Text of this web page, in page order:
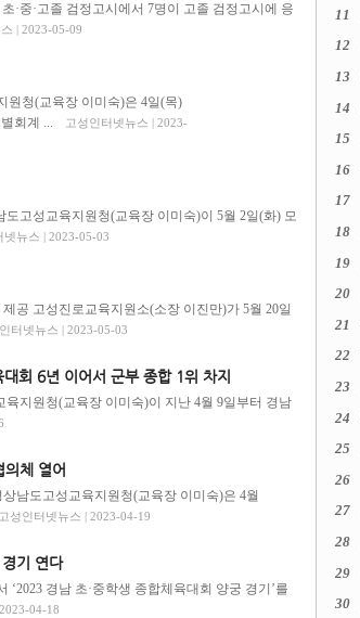
·중·고졸 검정고시에서 7명이 고졸 검정고시에 응
| 2023-05-09
원청(교육장 이미숙)은 4일(목)
회계 ...
고성인터넷뉴스 | 2023-
고성교육지원청(교육장 이미숙)이 5월 2일(화) 모
넷뉴스 | 2023-05-03
공 고성진로교육지원소(소장 이진만)가 5월 20일
터넷뉴스 | 2023-05-03
회 6년 이어서 군부 종합 1위 차지
육지원청(교육장 이미숙)이 지난 4월 9일부터 경남
체 열어
남도고성교육지원청(교육장 이미숙)은 4월
고성인터넷뉴스 | 2023-04-19
기 연다
경남 초·중학생 종합체육대회 양궁 경기’를
04-18
11
12
13
14
15
16
17
18
19
20
21
22
23
24
25
26
27
28
29
30